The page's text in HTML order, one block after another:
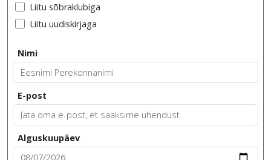
Liitu sõbraklubiga
Liitu uudiskirjaga
Nimi
E-post
Alguskuupäev